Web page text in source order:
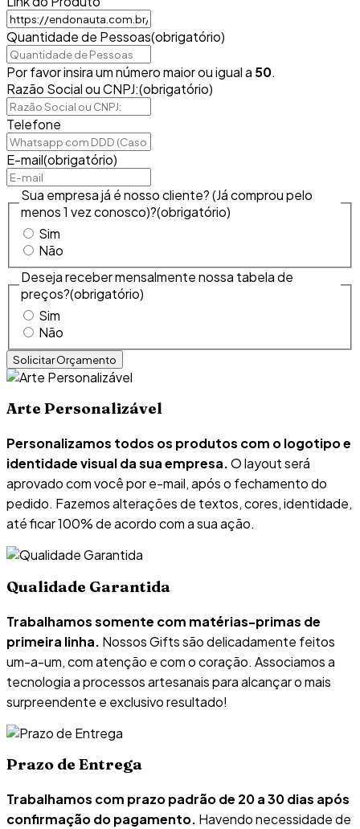
Quantidade de Pessoas(obrigatório)
Por favor insira um número maior ou igual a 50.
Razão Social ou CNPJ:(obrigatório)
Telefone
E-mail(obrigatório)
Sua empresa já é nosso cliente? (Já comprou pelo
menos 1 vez conosco)?(obrigatório)
Sim
Não
Deseja receber mensalmente nossa tabela de
preços?(obrigatório)
Sim
Não
Arte Personalizável
Personalizamos todos os produtos com o logotipo e
identidade visual da sua empresa.O layout será
aprovado com você por e-mail, após o fechamento do
pedido. Fazemos alterações de textos, cores, identidade,
até ficar 100% de acordo com a sua ação.
Qualidade Garantida
Trabalhamos somente com matérias-primas de
primeira linha. Nossos Gifts são delicadamente feitos
um-a-um, com atenção e com o coração. Associamos a
tecnologia a processos artesanais para alcançar o mais
surpreendente e exclusivo resultado!
Prazo de Entrega
Trabalhamos com prazo padrão de 20 a 30 dias após
confirmação do pagamento. Havendo necessidade de